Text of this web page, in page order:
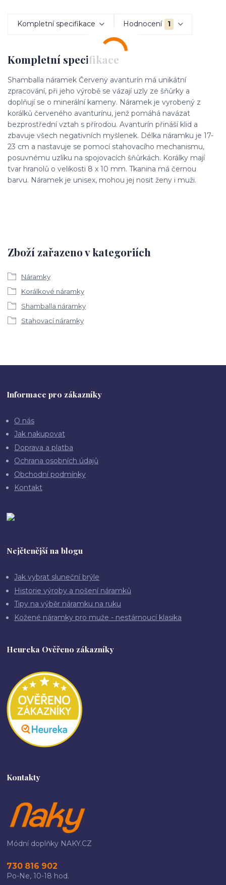
Kompletní specifikace Hodnocení 1
Kompletní specifikace
Shamballa náramek Červený avanturín má unikátní
zpracování, při jeho výrobě se vázají uzly ze šňůrky a
doplňují se o minerální kameny. Náramek je vyrobený z
korálků červeného avanturínu, jenž pomáhá navázat
bezprostřední vztah s přírodou. Avanturín přináší klid a
zbavuje všech negativních myšlenek. Délka náramku je 17-
23 cm a nastavuje se pomocí stahovacího mechanismu,
posuvnému uzlíku na spojovacích šňůrkách. Korálky mají
tvar hranolů o velikosti 8 x 10 mm. Tkanina má černou
barvu. Náramek je unisex, mohou jej nosit ženy i muži.
Zboží zařazeno v kategoriích
Náramky
Korálkové náramky
Shamballa náramky
Stahovací náramky
Informace pro zákazníky
O nás
Jak nakupovat
Doprava a platba
Ochrana osobních údajů
Obchodní podmínky
Kontakt
Nejčtenější na blogu
Jak vybrat sluneční brýle
Historie výroby a nošení náramků
Tipy na výběr náramku na ruku
Kožené náramky pro muže - nestárnoucí klasika
Heureka Ověřeno zákazníky
Kontakty
Módní doplňky NAKY.CZ
730 816 902
Po-Ne, 10-18 hod.